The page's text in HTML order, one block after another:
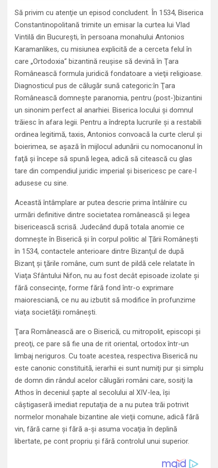
Să privim cu atenţie un episod concludent. În 1534, Biserica
Constantinopolitană trimite un emisar la curtea lui Vlad
Vintilă din Bucureşti, în persoana monahului Antonios
Karamanlikes, cu misiunea explicită de a cerceta felul în
care „Ortodoxia“ bizantină reuşise să devină în Ţara
Românească formula juridică fondatoare a vieţii religioase.
Diagnosticul pus de călugăr sună categoric:în Ţara
Românească domneşte paranomia, pentru (post-)bizantini
un sinonim perfect al anarhiei. Biserica locului şi domnul
trăiesc în afara legii. Pentru a îndrepta lucrurile şi a restabili
ordinea legitimă, taxis, Antonios convoacă la ­curte clerul şi
boierimea, se aşază în mijlocul adunării cu nomocanonul în
faţă şi începe să spună legea, adică să citească cu glas
tare din compendiul juridic imperial şi bisericesc pe care-l
adusese cu sine.
Această întâmplare ar putea descrie prima întâlnire cu
urmări definitive dintre societatea românească şi legea
bisericească scrisă. Judecând după totala anomie ce
domneşte în Biserică şi în corpul politic al Ţării Româneşti
în 1534, contactele anterioare dintre Bizanţul de după
Bizanţ şi ţările române, cum sunt de pildă cele relatate în
Viaţa Sfântului Nifon, nu au fost decât episoade izolate şi
fără consecinţe, forme fără fond într-o exprimare
maioresciană, ce nu au izbutit să modifice în profunzime
viaţa societăţii româneşti.
Ţara Românească are o Biserică, cu mitropolit, episcopi şi
preoţi, ce pare să fie una de rit oriental, ortodox într-un
limbaj neriguros. Cu toate acestea, respectiva Biserică nu
este canonic constituită, ierarhii ei sunt numiţi pur şi simplu
de domn din rândul acelor călugări români care, sosiţi la
Athos în deceniul şapte al secolului al XIV-lea, îşi
câştigaseră imediat reputaţia de a nu putea trăi potrivit
normelor monahale bizantine ale vieţii comune, adică fără
vin, fără carne şi fără a-şi asuma vocaţia în deplină
libertate, pe cont propriu şi fără controlul unui superior.